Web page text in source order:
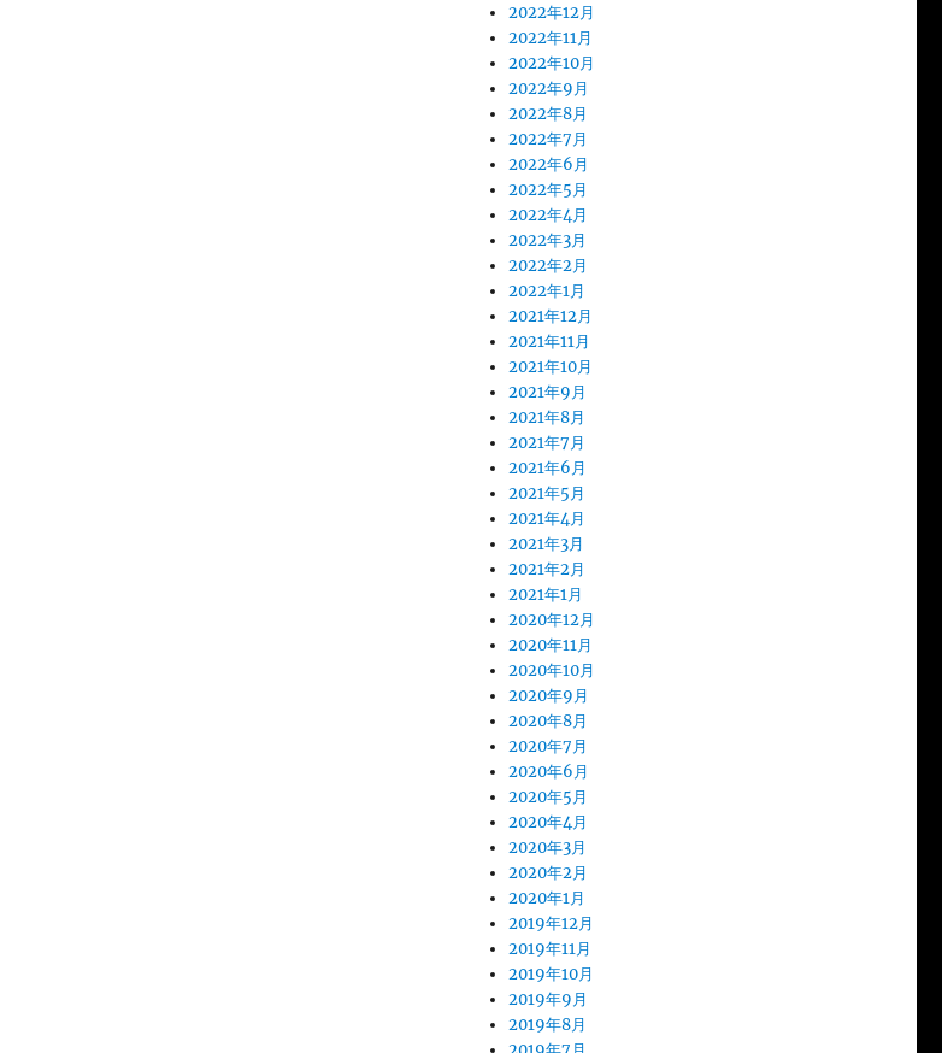
2022年12月
2022年11月
2022年10月
2022年9月
2022年8月
2022年7月
2022年6月
2022年5月
2022年4月
2022年3月
2022年2月
2022年1月
2021年12月
2021年11月
2021年10月
2021年9月
2021年8月
2021年7月
2021年6月
2021年5月
2021年4月
2021年3月
2021年2月
2021年1月
2020年12月
2020年11月
2020年10月
2020年9月
2020年8月
2020年7月
2020年6月
2020年5月
2020年4月
2020年3月
2020年2月
2020年1月
2019年12月
2019年11月
2019年10月
2019年9月
2019年8月